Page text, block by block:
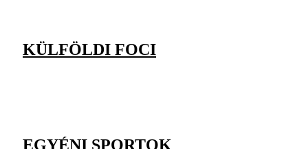
KÜLFÖLDI FOCI
EGYÉNI SPORTOK